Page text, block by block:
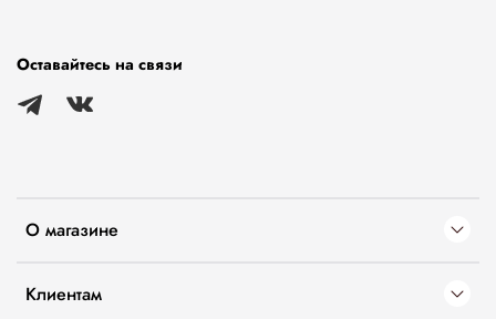
О магазине
Клиентам
Оставайтесь на связи